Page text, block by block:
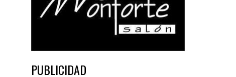
PUBLICIDAD